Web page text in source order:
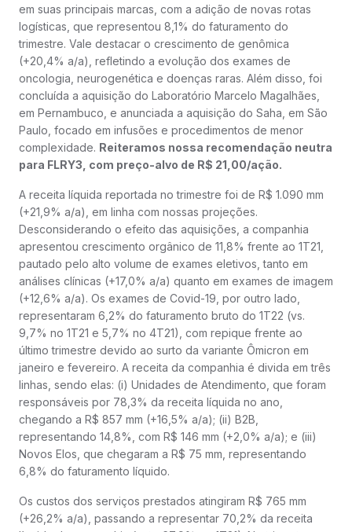
em suas principais marcas, com a adição de novas rotas
logísticas, que representou 8,1% do faturamento do
trimestre. Vale destacar o crescimento de genômica
(+20,4% a/a), refletindo a evolução dos exames de
oncologia, neurogenética e doenças raras. Além disso, foi
concluída a aquisição do Laboratório Marcelo Magalhães,
em Pernambuco, e anunciada a aquisição do Saha, em São
Paulo, focado em infusões e procedimentos de menor
complexidade. Reiteramos nossa recomendação neutra
para FLRY3, com preço-alvo de R$ 21,00/ação.
A receita líquida reportada no trimestre foi de R$ 1.090 mm
(+21,9% a/a), em linha com nossas projeções.
Desconsiderando o efeito das aquisições, a companhia
apresentou crescimento orgânico de 11,8% frente ao 1T21,
pautado pelo alto volume de exames eletivos, tanto em
análises clínicas (+17,0% a/a) quanto em exames de imagem
(+12,6% a/a). Os exames de Covid-19, por outro lado,
representaram 6,2% do faturamento bruto do 1T22 (vs.
9,7% no 1T21 e 5,7% no 4T21), com repique frente ao
último trimestre devido ao surto da variante Ômicron em
janeiro e fevereiro. A receita da companhia é divida em três
linhas, sendo elas: (i) Unidades de Atendimento, que foram
responsáveis por 78,3% da receita líquida no ano,
chegando a R$ 857 mm (+16,5% a/a); (ii) B2B,
representando 14,8%, com R$ 146 mm (+2,0% a/a); e (iii)
Novos Elos, que chegaram a R$ 75 mm, representando
6,8% do faturamento líquido.
Os custos dos serviços prestados atingiram R$ 765 mm
(+26,2% a/a), passando a representar 70,2% da receita